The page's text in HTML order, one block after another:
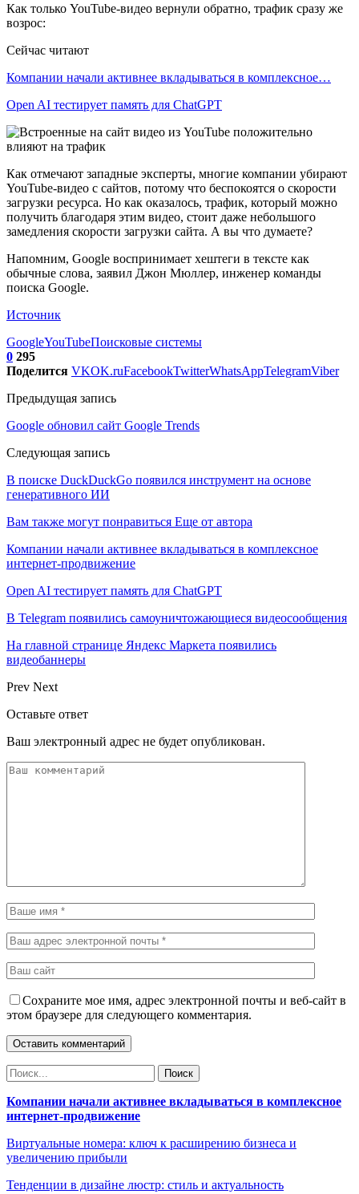
Как только YouTube-видео вернули обратно, трафик сразу же
возрос:
Сейчас читают
Компании начали активнее вкладываться в комплексное…
Open AI тестирует память для ChatGPT
Как отмечают западные эксперты, многие компании убирают
YouTube-видео с сайтов, потому что беспокоятся о скорости
загрузки ресурса. Но как оказалось, трафик, который можно
получить благодаря этим видео, стоит даже небольшого
замедления скорости загрузки сайта. А вы что думаете?
Напомним, Google воспринимает хештеги в тексте как
обычные слова, заявил Джон Мюллер, инженер команды
поиска Google.
Источник
GoogleYouTubeПоисковые системы
0 295
Поделится VKOK.ruFacebookTwitterWhatsAppTelegramViber
Предыдущая запись
Google обновил сайт Google Trends
Следующая запись
В поиске DuckDuckGo появился инструмент на основе
генеративного ИИ
Вам также могут понравиться Еще от автора
Компании начали активнее вкладываться в комплексное
интернет-продвижение
Open AI тестирует память для ChatGPT
В Telegram появились самоуничтожающиеся видеосообщения
На главной странице Яндекс Маркета появились
видеобаннеры
Prev Next
Оставьте ответ
Ваш электронный адрес не будет опубликован.
Сохраните мое имя, адрес электронной почты и веб-сайт в
этом браузере для следующего комментария.
Компании начали активнее вкладываться в комплексное
интернет-продвижение
Виртуальные номера: ключ к расширению бизнеса и
увеличению прибыли
Тенденции в дизайне люстр: стиль и актуальность